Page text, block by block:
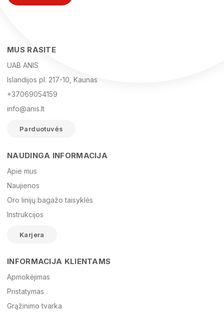
El. paštas
Žinutė
MUS RASITE
UAB ANIS
Islandijos pl. 217-10, Kaunas
+37069054159
info@anis.lt
Parduotuvės
NAUDINGA INFORMACIJA
Apie mus
Naujienos
Oro linijų bagažo taisyklės
Instrukcijos
Karjera
INFORMACIJA KLIENTAMS
Apmokėjimas
Pristatymas
Grąžinimo tvarka